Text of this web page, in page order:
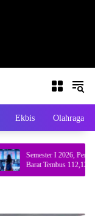
Ekbis Olahraga
Semester I 2026, Perjalanan
Barat Tembus 112,12 Juta